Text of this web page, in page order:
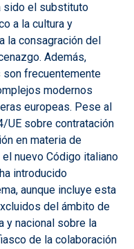
sido el substituto
a la cultura y
la consagración del
Además,
frecuentemente
modernos
europeas. Pese al
UE sobre contratación
en materia de
nuevo Código italiano
introducido
aunque incluye esta
del ámbito de
y nacional sobre la
de la colaboración